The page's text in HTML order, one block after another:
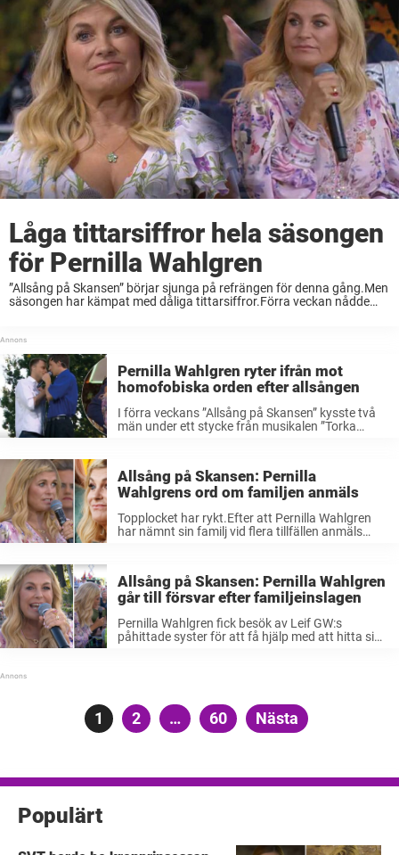
Låga tittarsiffror hela säsongen
för Pernilla Wahlgren
”Allsång på Skansen” börjar sjunga på refrängen för denna gång.Men
säsongen har kämpat med dåliga tittarsiffror.Förra veckan nådde
...
Pernilla Wahlgren ryter ifrån mot
homofobiska orden efter allsången
I förra veckans ”Allsång på Skansen” kysste två
män under ett stycke från musikalen ”Torka
kommentarerna.– Byt ...
Allsång på Skansen: Pernilla
Wahlgrens ord om familjen anmäls
Topplocket har rykt.Efter att Pernilla Wahlgren
har nämnt sin familj vid flera tillfällen anmäls
förkomma”, skriver en ...
Allsång på Skansen: Pernilla Wahlgren
går till försvar efter familjeinslagen
Pernilla Wahlgren fick besök av Leif GW:s
påhittade syster för att få hjälp med att hitta sina
Sidnumrering
Sida
1 Sida
2 … Sida
60 Nästa
Populärt